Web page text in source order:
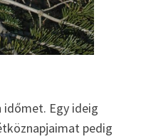
Egy ideig
pedig